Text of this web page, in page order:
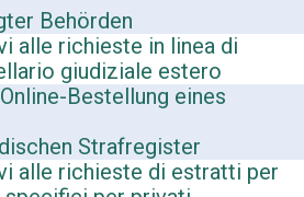
Behörden
alle richieste in linea di
giudiziale estero
Bestellung eines
Strafregister
alle richieste di estratti per